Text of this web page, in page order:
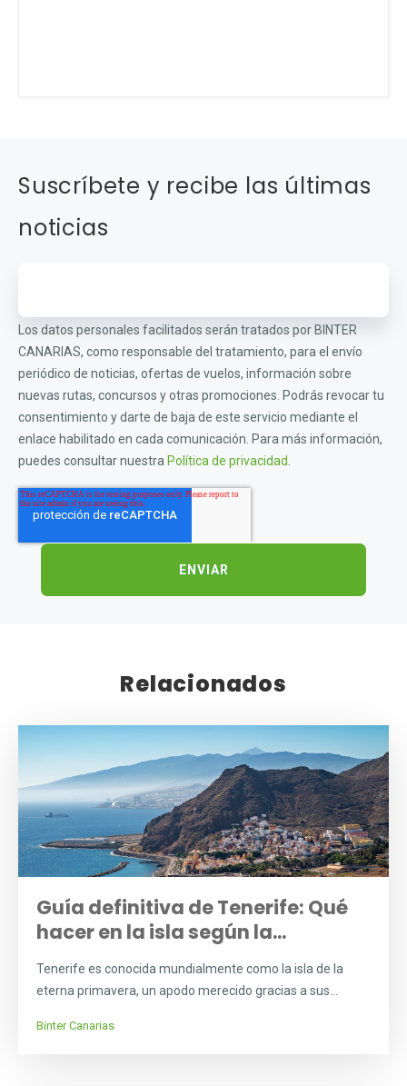
Suscríbete y recibe las últimas
noticias
Los datos personales facilitados serán tratados por BINTER
CANARIAS, como responsable del tratamiento, para el envío
periódico de noticias, ofertas de vuelos, información sobre
nuevas rutas, concursos y otras promociones. Podrás revocar tu
consentimiento y darte de baja de este servicio mediante el
enlace habilitado en cada comunicación. Para más información,
puedes consultar nuestra Política de privacidad
Relacionados
Guía definitiva de Tenerife: Qué
hacer en la isla según la...
Tenerife es conocida mundialmente como la isla de la
eterna primavera, un apodo merecido gracias a sus...
Binter Canarias